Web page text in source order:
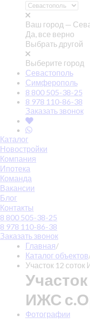
Ваш город —
Да, все верно
Выбрать другой
Выберите город
Севастополь
Симферополь
8 800 505-38-25
8 978 110-86-38
Заказать звонок
Каталог
Новостройки
Компания
Ипотека
Команда
Вакансии
Блог
Контакты
8 800 505-38-25
8 978 110-86-38
Заказать звонок
Главная/
Каталог объектов
Участок 12
ИЖС
Фотографии